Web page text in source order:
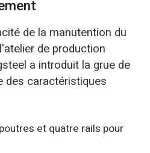
de la manutention du
de production
a introduit la grue de
des caractéristiques
et quatre rails pour